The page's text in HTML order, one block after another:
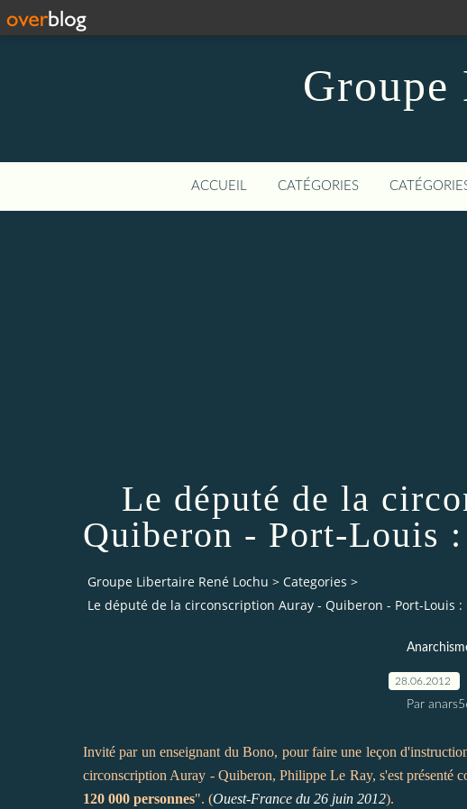
Groupe
ACCUEIL CATÉGORIES
Le député de la
Quiberon - Port-Louis
Groupe Libertaire René Lochu > Categories >
Le député de la circonscription Auray - Quiberon - Port-Louis
28.06.2012
Par
Invité par un enseignant du Bono, pour faire une leçon
circonscription Auray - Quiberon, Philippe Le Ray, s'est présenté
120 000 personnes". (Ouest-France du 26 juin 2012).